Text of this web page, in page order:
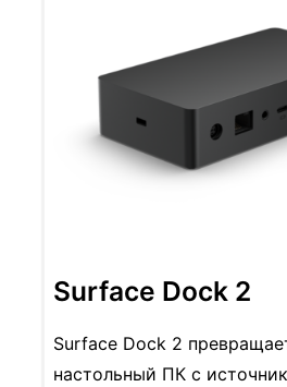
Surface Dock 2
Surface Dock 2
настольный ПК с